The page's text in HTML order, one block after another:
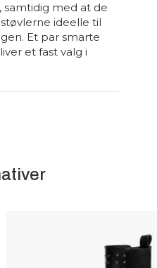
samtidig med at de
ideelle til
Et par smarte
et fast valg i